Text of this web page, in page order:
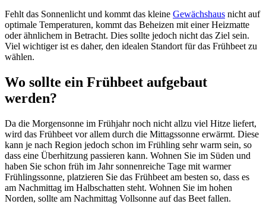
Fehlt das Sonnenlicht und kommt das kleine Gewächshaus nicht auf
optimale Temperaturen, kommt das Beheizen mit einer Heizmatte
oder ähnlichem in Betracht. Dies sollte jedoch nicht das Ziel sein.
Viel wichtiger ist es daher, den idealen Standort für das Frühbeet zu
wählen.
Wo sollte ein Frühbeet aufgebaut
werden?
Da die Morgensonne im Frühjahr noch nicht allzu viel Hitze liefert,
wird das Frühbeet vor allem durch die Mittagssonne erwärmt. Diese
kann je nach Region jedoch schon im Frühling sehr warm sein, so
dass eine Überhitzung passieren kann. Wohnen Sie im Süden und
haben Sie schon früh im Jahr sonnenreiche Tage mit warmer
Frühlingssonne, platzieren Sie das Frühbeet am besten so, dass es
am Nachmittag im Halbschatten steht. Wohnen Sie im hohen
Norden, sollte am Nachmittag Vollsonne auf das Beet fallen.